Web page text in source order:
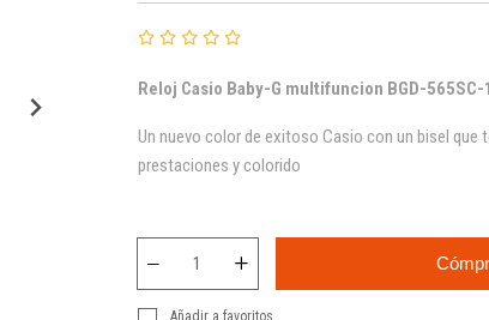
Reloj Casio Baby-G multifuncion BGD-565SC-
Un nuevo color de exitoso Casio con un bisel que
prestaciones y colorido
Añadir a favoritos